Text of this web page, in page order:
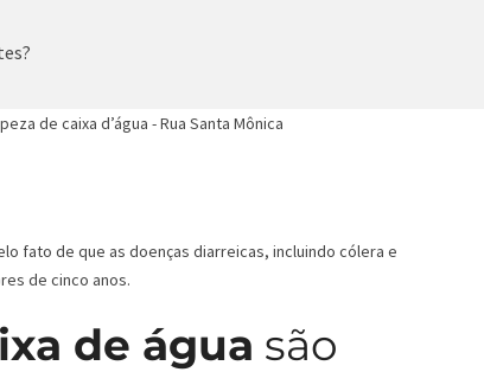
fato de que as doenças diarreicas, incluindo cólera e
de cinco anos.
de água são